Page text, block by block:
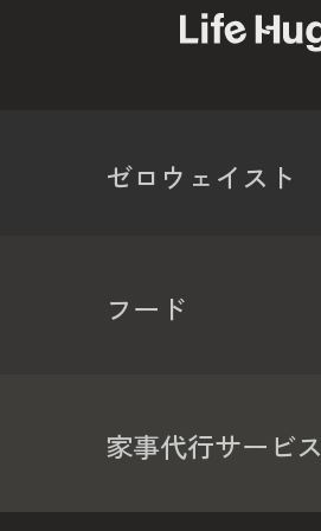
ゼロウェイスト
フード
家事代行サービス